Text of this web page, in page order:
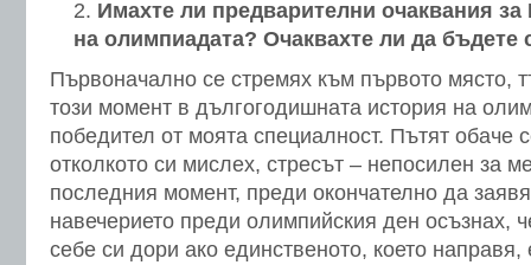
Имахте ли предварителни очаквания
на олимпиадата? Очаквахте ли да бъдете
Първоначално се стремях към първото място,
този момент в дългогодишната история на
победител от моята специалност. Пътят обаче
отколкото си мислех, стресът – непосилен за
последния момент, преди окончателно да
навечерието преди олимпийския ден осъзнах,
себе си дори ако единственото, което